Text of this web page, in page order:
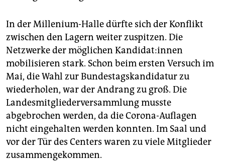
In der Millenium-Halle dürfte sich der Konflikt
zwischen den Lagern weiter zuspitzen. Die
Netzwerke der möglichen Kan­di­da­t:in­nen
mobilisieren stark. Schon beim ersten Versuch im
Mai, die Wahl zur Bundestagskandidatur zu
wiederholen, war der Andrang zu groß. Die
Landesmitgliederversammlung musste
abgebrochen werden, da die Corona-Auflagen
nicht eingehalten werden konnten. Im Saal und
vor der Tür des Centers waren zu viele Mitglieder
zusammengekommen.